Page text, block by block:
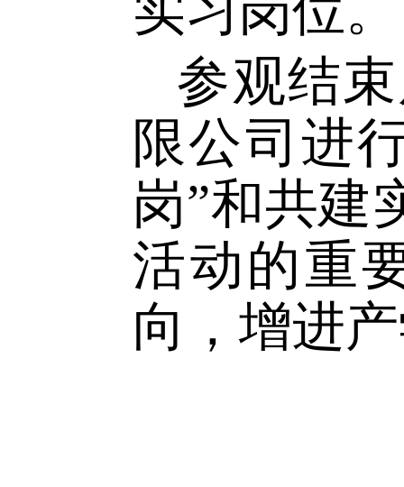
期，但是
景良好，
名应届毕
实习岗位
参观结